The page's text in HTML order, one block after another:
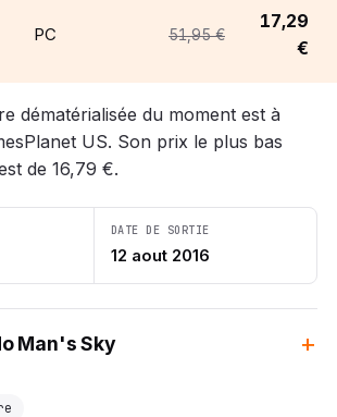
PC 51,95 €
17,29
€
dématérialisée du moment est à
US. Son prix le plus bas
de 16,79 €.
DATE DE SORTIE
12 aout 2016
Man's Sky